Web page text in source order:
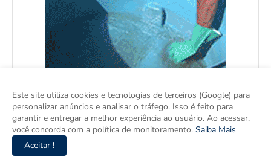
Este site utiliza cookies e tecnologias de terceiros (Google) para
personalizar anúncios e analisar o tráfego. Isso é feito para
garantir e entregar a melhor experiência ao usuário. Ao acessar,
você concorda com a política de monitoramento. Saiba Mais
Aceitar !